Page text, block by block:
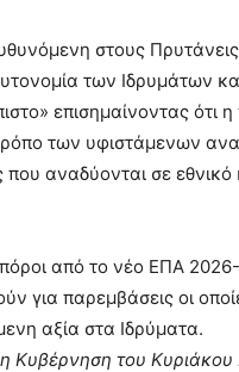
στους
των Ιδρυμάτων
επισημαίνοντας ότι
των υφιστάμενων
που αναδύονται σε
από το νέο ΕΠΑ
για παρεμβάσεις οι
αξία στα Ιδρύματα.
Κυβέρνηση του